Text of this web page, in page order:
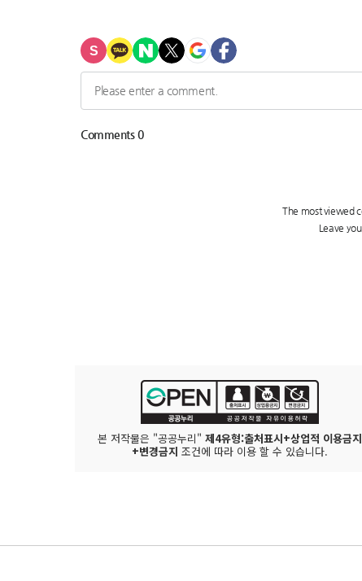
본 저작물은 "공공누리" 제4유형:출처표시+상업적 이용금지
+변경금지 조건에 따라 이용 할 수 있습니다.